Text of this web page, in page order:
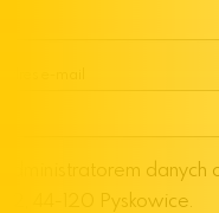
Administratorem danych
62, 44-120 Pyskowice.